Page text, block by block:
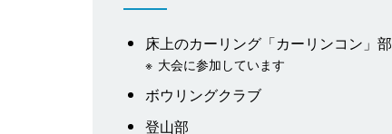
床上のカーリング「カーリンコン」部
大会に参加しています
ボウリングクラブ
登山部